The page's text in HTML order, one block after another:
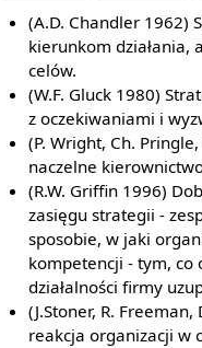
(A.D. Chandler 1962)
kierunkom działania,
celów.
(W.F. Gluck 1980)
z oczekiwaniami i
(P. Wright, Ch.
naczelne
(R.W. Griffin 1996)
zasięgu strategii -
sposobie, w jaki
kompetencji - tym, co
działalności firmy
(J.Stoner, R.
reakcja organizacji w